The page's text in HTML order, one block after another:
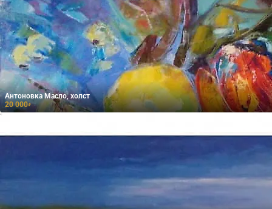
Антоновка Масло, холст
20 000₽